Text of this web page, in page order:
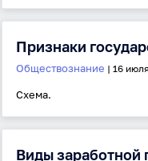
данных, а также
соглашение.
Признаки
Обществознание | 16
Схема.
Виды заработной